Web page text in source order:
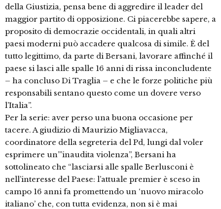
della Giustizia, pensa bene di aggredire il leader del
maggior partito di opposizione. Ci piacerebbe sapere, a
proposito di democrazie occidentali, in quali altri
paesi moderni può accadere qualcosa di simile. È del
tutto legittimo, da parte di Bersani, lavorare affinché il
paese si lasci alle spalle 16 anni di rissa inconcludente
– ha concluso Di Traglia – e che le forze politiche più
responsabili sentano questo come un dovere verso
l’Italia”.
Per la serie: aver perso una buona occasione per
tacere. A giudizio di Maurizio Migliavacca,
coordinatore della segreteria del Pd, lungi dal voler
esprimere un’”inaudita violenza”, Bersani ha
sottolineato che “lasciarsi alle spalle Berlusconi è
nell’interesse del Paese: l’attuale premier è sceso in
campo 16 anni fa promettendo un ‘nuovo miracolo
italiano’ che, con tutta evidenza, non si è mai